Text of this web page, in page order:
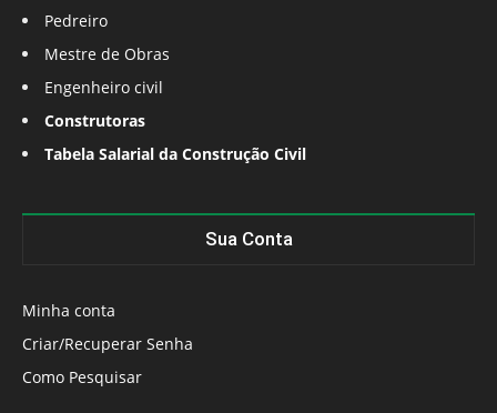
Pedreiro
Mestre de Obras
Engenheiro civil
Construtoras
Tabela Salarial da Construção Civil
Sua Conta
Minha conta
Criar/Recuperar Senha
Como Pesquisar